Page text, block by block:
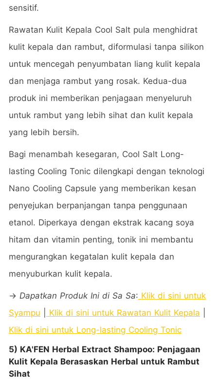
sensitif.
Rawatan Kulit Kepala Cool Salt pula menghidrat
kulit kepala dan rambut, diformulasi tanpa silikon
untuk mencegah penyumbatan liang kulit kepala
dan menjaga rambut yang rosak. Kedua-dua
produk ini memberikan penjagaan menyeluruh
untuk rambut yang lebih sihat dan kulit kepala
yang lebih bersih.
Bagi menambah kesegaran, Cool Salt Long-
lasting Cooling Tonic dilengkapi dengan teknologi
Nano Cooling Capsule yang memberikan kesan
penyejukan berpanjangan tanpa penggunaan
etanol. Diperkaya dengan ekstrak kacang soya
hitam dan vitamin penting, tonik ini membantu
mengurangkan kegatalan kulit kepala dan
menyuburkan kulit kepala.
→ Dapatkan Produk Ini di Sa Sa: Klik di sini untuk
Syampu
Klik di sini untuk Rawatan Kulit Kepala
Klik di sini untuk Long-lasting Cooling Tonic
5) KA'FEN Herbal Extract Shampoo: Penjagaan
Kulit Kepala Berasaskan Herbal untuk Rambut
Sihat